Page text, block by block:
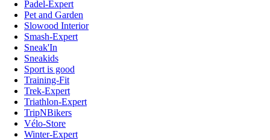
Padel-Expert
Pet and Garden
Slowood Interior
Smash-Expert
Sneak'In
Sneakids
Sport is good
Training-Fit
Trek-Expert
Triathlon-Expert
TripNBikers
Vélo-Store
Winter-Expert